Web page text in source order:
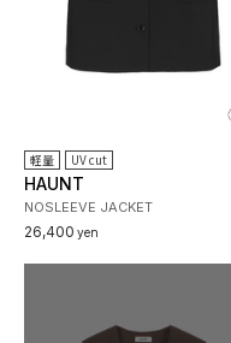
軽量 UV cut
HAUNT
NOSLEEVE JACKET
26,400 yen